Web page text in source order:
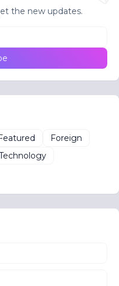
the new updates.
Foreign